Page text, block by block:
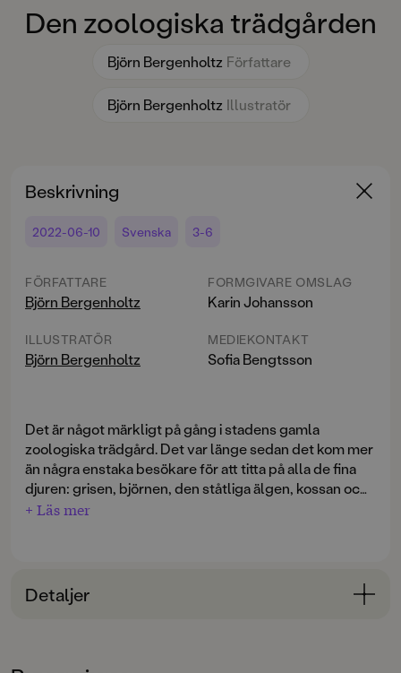
Den zoologiska trädgården
Björn Bergenholtz Författare
Björn Bergenholtz Illustratör
Beskrivning
2022-06-10 Svenska 3-6
FÖRFATTARE
Björn Bergenholtz
ILLUSTRATÖR
Björn Bergenholtz
FORMGIVARE OMSLAG
Karin Johansson
MEDIEKONTAKT
Sofia Bengtsson
Det är något märkligt på gång i stadens gamla
zoologiska trädgård. Det var länge sedan det kom mer
än några enstaka besökare för att titta på alla de fina
djuren: grisen, björnen, den ståtliga älgen, kossan och
alla de tokiga hönorna. Dag efter dag, år ut och år in,
alla djuren ska tillbaka in i sina burar, och då förändras
allt. Plötsligt är hela djurparken proppfull av
och lurvig! Och en björn med knorr på svansen, aldrig
+ Läs mer
Detaljer